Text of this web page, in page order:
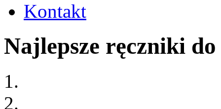
Kontakt
Najlepsze ręczniki